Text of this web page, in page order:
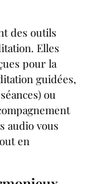
des outils
Elles
pour la
guidées,
ou
audio vous
en